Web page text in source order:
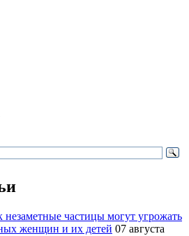
частицы могут угрожать
женщин и их детей 07 августа